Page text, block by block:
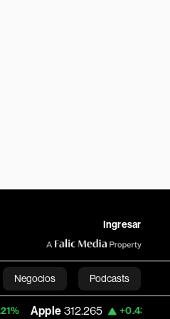
Ingresar
Negocios Podcasts
312.265 +0.43% USD COP